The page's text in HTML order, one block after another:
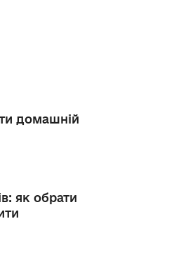
домашній
як обрати